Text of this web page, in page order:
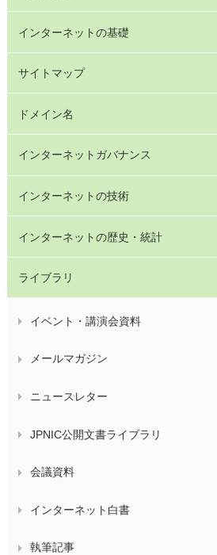
インターネットの基礎
サイトマップ
ドメイン名
インターネットガバナンス
インターネットの技術
インターネットの歴史・統計
ライブラリ
イベント・講演会資料
メールマガジン
ニュースレター
JPNIC公開文書ライブラリ
会議資料
インターネット白書
執筆記事